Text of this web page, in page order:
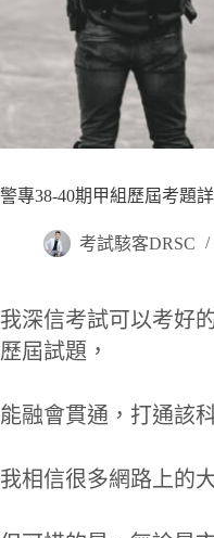
警專38-40期甲組歷屆考題
考試駭客DRSC
我深信考試可以考好
歷屆試題，
能融會貫通，打通該
我相信很多網路上的